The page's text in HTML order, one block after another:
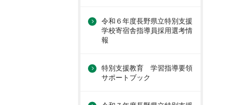
令和６年度長野県立特別支援
学校寄宿舎指導員採用選考情
報
特別支援教育 学習指導要領
サポートブック